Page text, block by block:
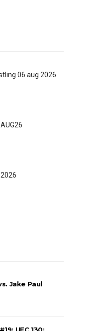
de
Mexico
no Grand
06 aug 2026
Jake Paul